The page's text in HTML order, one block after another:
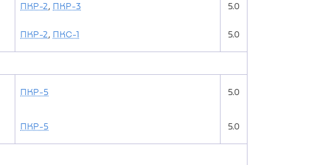
ПКР-2, ПКР-3 5.0
ПКР-2, ПКС-1 5.0
ПКР-5 5.0
ПКР-5 5.0